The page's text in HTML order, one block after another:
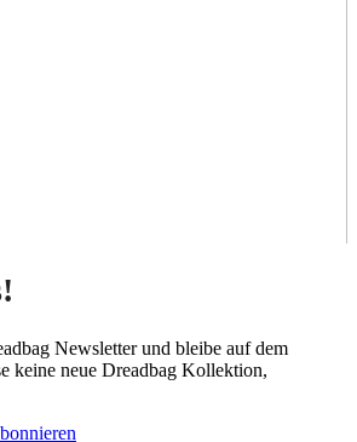
Newsletter und bleibe auf dem
keine neue Dreadbag Kollektion,